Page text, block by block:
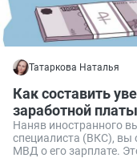
Татаркова Наталья
Как составить
заработной
Наняв иностранного
специалиста (ВКС), вы
МВД о его зарплате.